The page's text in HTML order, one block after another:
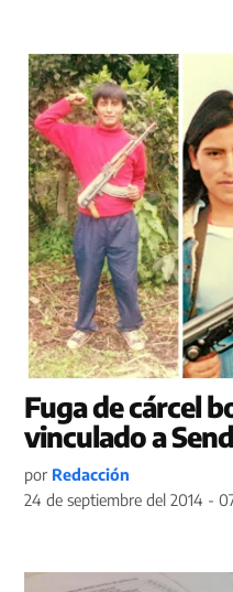
Fuga de cárcel
vinculado a
por Redacción
24 de septiembre del 2014 -